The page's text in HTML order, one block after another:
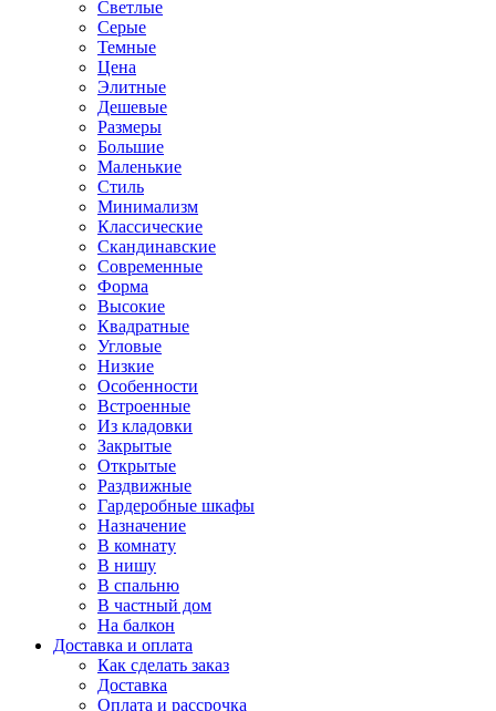
Светлые
Серые
Темные
Цена
Элитные
Дешевые
Размеры
Большие
Маленькие
Стиль
Минимализм
Классические
Скандинавские
Современные
Форма
Высокие
Квадратные
Угловые
Низкие
Особенности
Встроенные
Из кладовки
Закрытые
Открытые
Раздвижные
Гардеробные шкафы
Назначение
В комнату
В нишу
В спальню
В частный дом
На балкон
Доставка и оплата
Как сделать заказ
Доставка
Оплата и рассрочка